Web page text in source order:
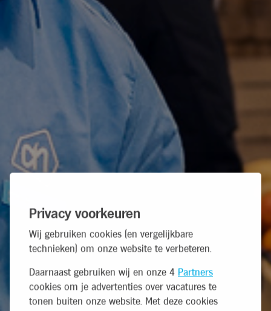
Privacy voorkeuren
Wij gebruiken cookies (en vergelijkbare
technieken) om onze website te verbeteren.
Daarnaast gebruiken wij en onze 4 Partners
cookies om je advertenties over vacatures te
tonen buiten onze website. Met deze cookies